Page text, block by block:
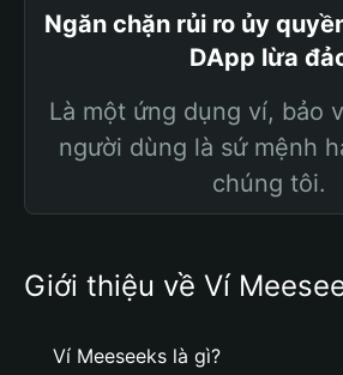
Ngăn chặn rủi ro ủy
DApp lừa
Là một ứng dụng ví, bảo
người dùng là sứ mệnh
chúng tôi.
Giới thiệu về Ví
Ví Meeseeks là gì?